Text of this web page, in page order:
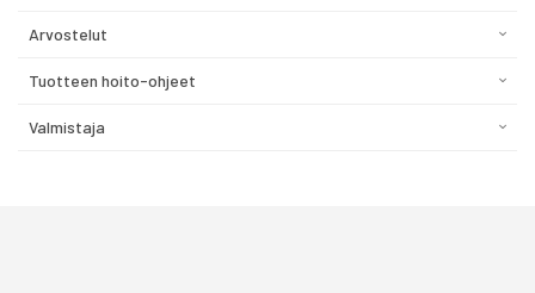
Arvostelut
Tuotteen hoito-ohjeet
Valmistaja